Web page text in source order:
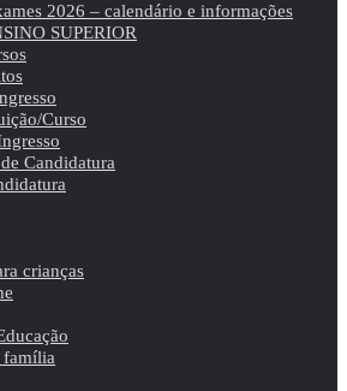
2026 – calendário e informações
SUPERIOR
Curso
Candidatura
crianças
família